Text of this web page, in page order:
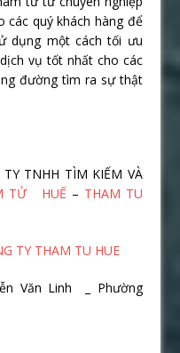
các quý khách hàng để
dụng một cách tối ưu
vụ tốt nhất cho các
đường tìm ra sự thật
TNHH TÌM KIẾM VÀ
TỬ HUẾ – THAM TU
TY THAM TU HUE
Văn Linh _ Phường